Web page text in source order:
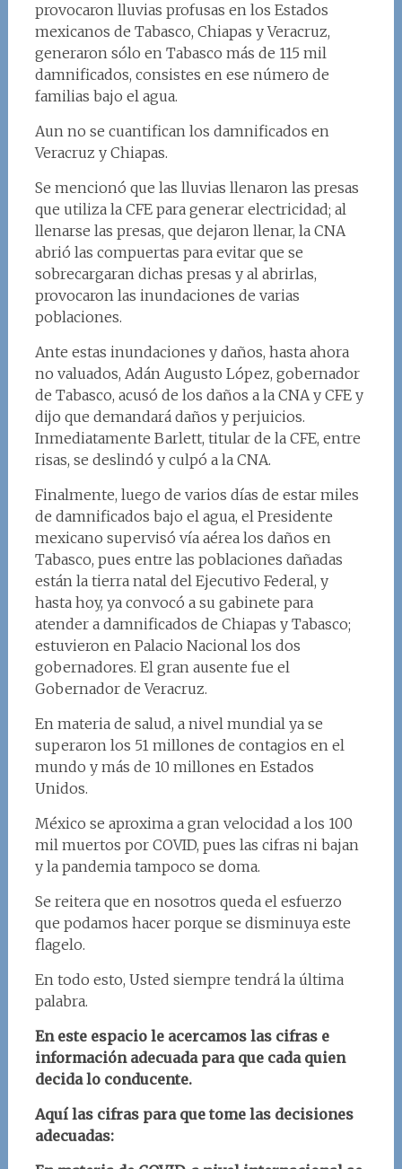
provocaron lluvias profusas en los Estados
mexicanos de Tabasco, Chiapas y Veracruz,
generaron sólo en Tabasco más de 115 mil
damnificados, consistes en ese número de
familias bajo el agua.
Aun no se cuantifican los damnificados en
Veracruz y Chiapas.
Se mencionó que las lluvias llenaron las presas
que utiliza la CFE para generar electricidad; al
llenarse las presas, que dejaron llenar, la CNA
abrió las compuertas para evitar que se
sobrecargaran dichas presas y al abrirlas,
provocaron las inundaciones de varias
poblaciones.
Ante estas inundaciones y daños, hasta ahora
no valuados, Adán Augusto López, gobernador
de Tabasco, acusó de los daños a la CNA y CFE y
dijo que demandará daños y perjuicios.
Inmediatamente Barlett, titular de la CFE, entre
risas, se deslindó y culpó a la CNA.
Finalmente, luego de varios días de estar miles
de damnificados bajo el agua, el Presidente
mexicano supervisó vía aérea los daños en
Tabasco, pues entre las poblaciones dañadas
están la tierra natal del Ejecutivo Federal, y
hasta hoy, ya convocó a su gabinete para
atender a damnificados de Chiapas y Tabasco;
estuvieron en Palacio Nacional los dos
gobernadores. El gran ausente fue el
Gobernador de Veracruz.
En materia de salud, a nivel mundial ya se
superaron los 51 millones de contagios en el
mundo y más de 10 millones en Estados
Unidos.
México se aproxima a gran velocidad a los 100
mil muertos por COVID, pues las cifras ni bajan
y la pandemia tampoco se doma.
Se reitera que en nosotros queda el esfuerzo
que podamos hacer porque se disminuya este
flagelo.
En todo esto, Usted siempre tendrá la última
palabra.
En este espacio le acercamos las cifras e
información adecuada para que cada quien
decida lo conducente.
Aquí las cifras para que tome las decisiones
adecuadas: